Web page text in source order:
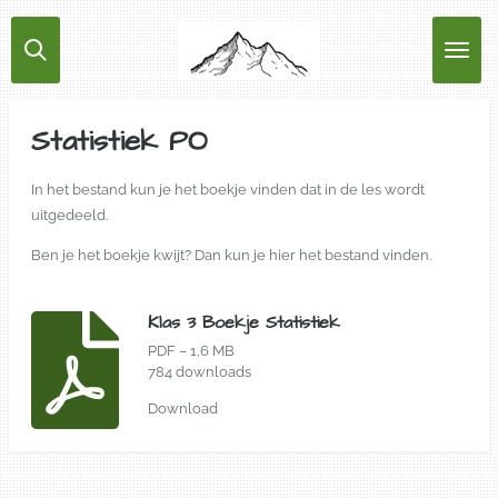
Ga
direct
naar
de
hoofdinhoud
Statistiek PO
In het bestand kun je het boekje vinden dat in de les wordt
uitgedeeld.
Ben je het boekje kwijt? Dan kun je hier het bestand vinden.
Klas 3 Boekje Statistiek
PDF – 1,6 MB
784 downloads
Download